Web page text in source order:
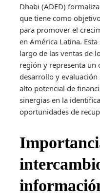
Dhabi (ADFD)
que tiene como
para promover el
en América Latina.
largo de las ventas de
región y representa un
desarrollo y
alto potencial de
sinergias en la
oportunidades de